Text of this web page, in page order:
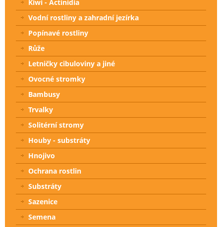
Kiwi - Actinidia
Vodní rostliny a zahradní jezírka
Popínavé rostliny
Růže
Letničky cibuloviny a jiné
Ovocné stromky
Bambusy
Trvalky
Solitérní stromy
Houby - substráty
Hnojivo
Ochrana rostlin
Substráty
Sazenice
Semena